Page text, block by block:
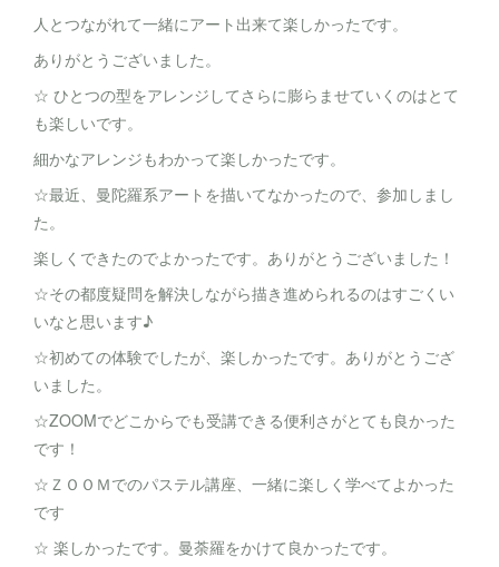
人とつながれて一緒にアート出来て楽しかったです。
ありがとうございました。
☆ ひとつの型をアレンジしてさらに膨らませていくのはとて
も楽しいです。
細かなアレンジもわかって楽しかったです。
☆最近、曼陀羅系アートを描いてなかったので、参加しまし
た。
楽しくできたのでよかったです。ありがとうございました！
☆その都度疑問を解決しながら描き進められるのはすごくい
いなと思います♪
☆初めての体験でしたが、楽しかったです。ありがとうござ
いました。
☆ZOOMでどこからでも受講できる便利さがとても良かった
です！
☆ＺＯＯＭでのパステル講座、一緒に楽しく学べてよかった
です
☆ 楽しかったです。曼荼羅をかけて良かったです。